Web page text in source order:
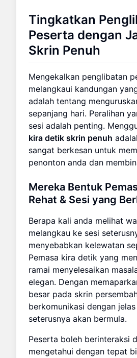
Tingkatkan
Peserta dengan
Skrin Penuh
Mengekalkan penglibatan
melangkaui kandungan
adalah tentang
sepanjang hari. Peralihan
sesi adalah penting.
kira detik skrin penuh
sangat berkesan untuk
penonton anda dan
Mereka Bentuk
Rehat & Sesi yang
Berapa kali anda melihat
melangkau ke sesi
menyebabkan kelewatan
Pemasa kira detik yang
ramai menyelesaikan
elegan. Dengan
besar pada skrin
berkomunikasi dengan
seterusnya akan bermula.
Peserta boleh berinteraksi
mengetahui dengan tepat